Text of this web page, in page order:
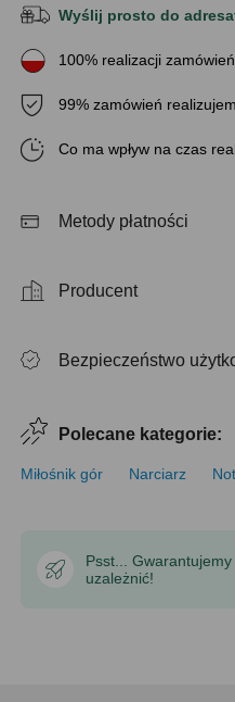
Wyślij prosto do
100% realizacji zamówień
99% zamówień
Co ma wpływ na czas
Metody płatności
Producent
Bezpieczeństwo
Polecane kategorie:
Miłośnik gór Narciarz
Psst...
uzależnić!